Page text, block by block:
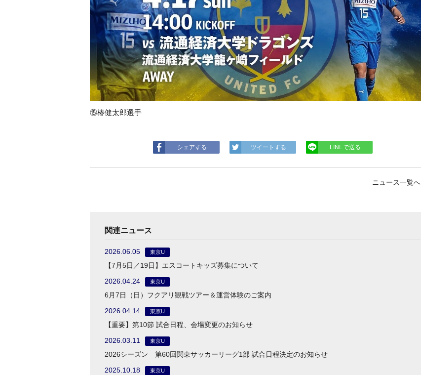
⑮椿健太郎選手
シェアする ツイートする LINEで送る
ニュース一覧へ
関連ニュース
2026.06.05 東京U
【7月5日／19日】エスコートキッズ募集について
2026.04.24
東京U
6月7日（日）フクアリ観戦ツアー＆運営体験のご案内
2026.04.14
東京U
【重要】第10節 試合日程、会場変更のお知らせ
2026.03.11
東京U
2026シーズン 第60回関東サッカーリーグ1部 試合日程決定のお知らせ
2025.10.18
東京U